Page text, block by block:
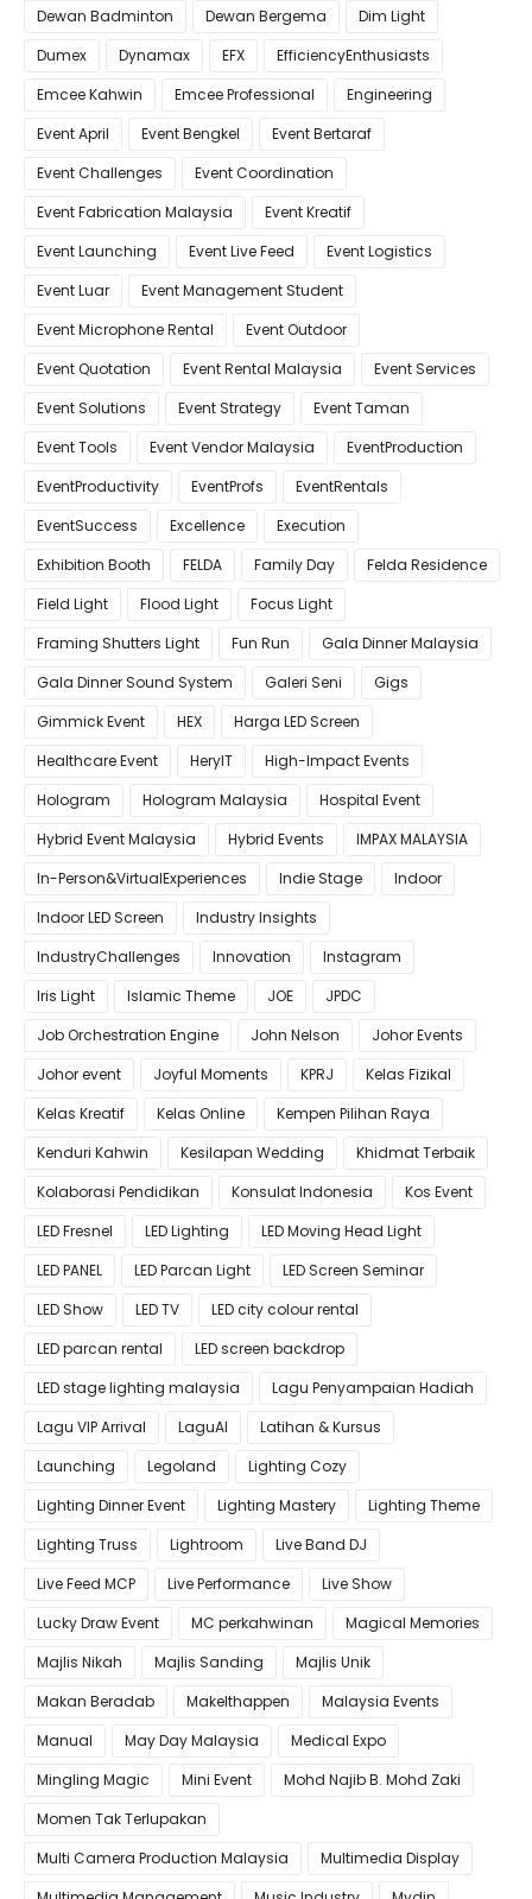
Dewan Badminton
Dewan Bergema
Dim Light
Dumex
Dynamax EFX
EfficiencyEnthusiasts
Emcee Kahwin
Emcee Professional
Engineering
Event April
Event Bengkel
Event Bertaraf
Event Challenges
Event Coordination
Event Fabrication Malaysia
Event Kreatif
Event Launching
Event Live Feed
Event Logistics
Event Luar
Event Management Student
Event Microphone Rental
Event Outdoor
Event Quotation
Event Rental Malaysia
Event Services
Event Solutions
Event Strategy
Event Taman
Event Tools
Event Vendor Malaysia
EventProduction
EventProductivity
EventProfs
EventRentals
EventSuccess
Excellence
Execution
Exhibition Booth
FELDA Family Day
Felda Residence
Field Light
Flood Light
Focus Light
Framing Shutters Light
Fun Run
Gala Dinner Malaysia
Gala Dinner Sound System
Galeri Seni
Gigs
Gimmick Event
HEX
Harga LED Screen
Healthcare Event
HeryIT
High-Impact Events
Hologram
Hologram Malaysia
Hospital Event
Hybrid Event Malaysia
Hybrid Events
IMPAX MALAYSIA
In-Person&VirtualExperiences
Indie Stage
Indoor
Indoor LED Screen
Industry Insights
IndustryChallenges
Innovation
Instagram
Iris Light
Islamic Theme JOE
JPDC
Job Orchestration Engine
John Nelson
Johor Events
Johor event
Joyful Moments KPRJ
Kelas Fizikal
Kelas Kreatif
Kelas Online
Kempen Pilihan Raya
Kenduri Kahwin
Kesilapan Wedding
Khidmat Terbaik
Kolaborasi Pendidikan
Konsulat Indonesia
Kos Event
LED Fresnel
LED Lighting
LED Moving Head Light
LED PANEL
LED Parcan Light
LED Screen Seminar
LED Show
LED TV
LED city colour rental
LED parcan rental
LED screen backdrop
LED stage lighting malaysia
Lagu Penyampaian Hadiah
Lagu VIP Arrival
LaguAI
Latihan & Kursus
Launching
Legoland
Lighting Cozy
Lighting Dinner Event
Lighting Mastery
Lighting Theme
Lighting Truss
Lightroom
Live Band DJ
Live Feed MCP
Live Performance
Live Show
Lucky Draw Event
MC perkahwinan
Magical Memories
Majlis Nikah
Majlis Sanding
Majlis Unik
Makan Beradab
MakeIthappen
Malaysia Events
Manual
May Day Malaysia
Medical Expo
Mingling Magic
Mini Event
Mohd Najib B. Mohd Zaki
Momen Tak Terlupakan
Multi Camera Production Malaysia
Multimedia Display